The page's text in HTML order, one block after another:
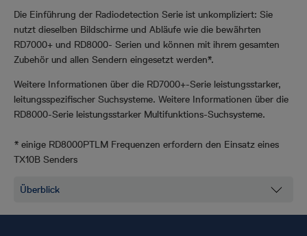
Die Einführung der Radiodetection Serie ist unkompliziert: Sie
nutzt dieselben Bildschirme und Abläufe wie die bewährten
RD7000+ und RD8000- Serien und können mit ihrem gesamten
Zubehör und allen Sendern eingesetzt werden*.
Weitere Informationen über die RD7000+-Serie leistungsstarker,
leitungsspezifischer Suchsysteme. Weitere Informationen über die
RD8000-Serie leistungsstarker Multifunktions-Suchsysteme.
* einige RD8000PTLM Frequenzen erfordern den Einsatz eines
TX10B Senders